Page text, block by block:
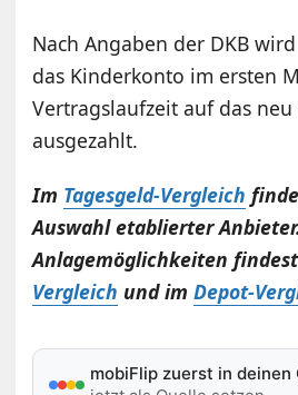
Nach Angaben der DKB
das Kinderkonto im ersten
Vertragslaufzeit auf das
ausgezahlt.
Im Tagesgeld-Vergleich
Auswahl etablierter
Anlagemöglichkeiten
Vergleich und imDepot-
mobiFlip zuerst in deinen